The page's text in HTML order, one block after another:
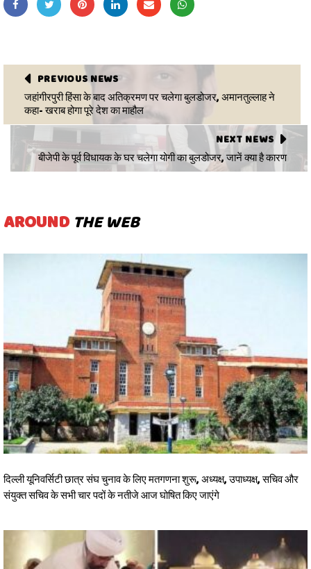
PREVIOUS NEWS
जहांगीरपुरी हिंसा के बाद अतिक्रमण पर चलेगा बुलडोजर, अमानतुल्लाह ने
कहा- खराब होगा पूरे देश का माहौल
NEXT NEWS
बीजेपी के पूर्व विधायक के घर चलेगा योगी का बुलडोजर, जानें क्या है कारण
AROUND THE WEB
दिल्ली यूनिवर्सिटी छात्र संघ चुनाव के लिए मतगणना शुरू, अध्यक्ष, उपाध्यक्ष, सचिव और
संयुक्त सचिव के सभी चार पदों के नतीजे आज घोषित किए जाएंगे